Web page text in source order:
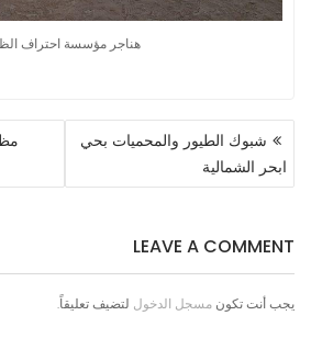
هناجر مؤسسة احتراف
تصفّح
المقالات
شبوك الطيور والمحميات بحي
ابحر الشمالية
LEAVE A COMMENT
يجب أنت تكون مسجل الدخول لتضيف تعليقاً.